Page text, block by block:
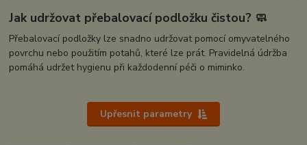
Jak udržovat přebalovací podložku čistou? 🧼
Přebalovací podložky lze snadno udržovat pomocí omyvatelného
povrchu nebo použitím potahů, které lze prát. Pravidelná údržba
pomáhá udržet hygienu při každodenní péči o miminko.
Upřesnit parametry